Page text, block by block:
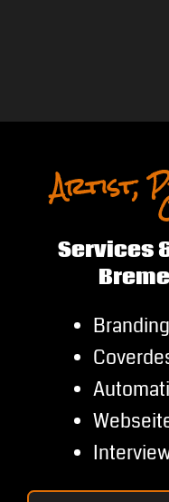
Artist,
Services
Branding